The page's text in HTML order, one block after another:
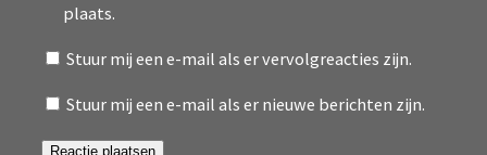
plaats.
Stuur mij een e-mail als er vervolgreacties zijn.
Stuur mij een e-mail als er nieuwe berichten zijn.